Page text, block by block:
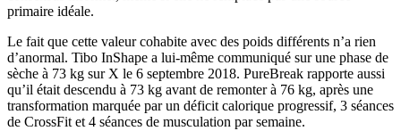
primaire idéale.
Le fait que cette valeur cohabite avec des poids différents n’a rien
d’anormal. Tibo InShape a lui-même communiqué sur une phase de
sèche à 73 kg sur X le 6 septembre 2018. PureBreak rapporte aussi
qu’il était descendu à 73 kg avant de remonter à 76 kg, après une
transformation marquée par un déficit calorique progressif, 3 séances
de CrossFit et 4 séances de musculation par semaine.